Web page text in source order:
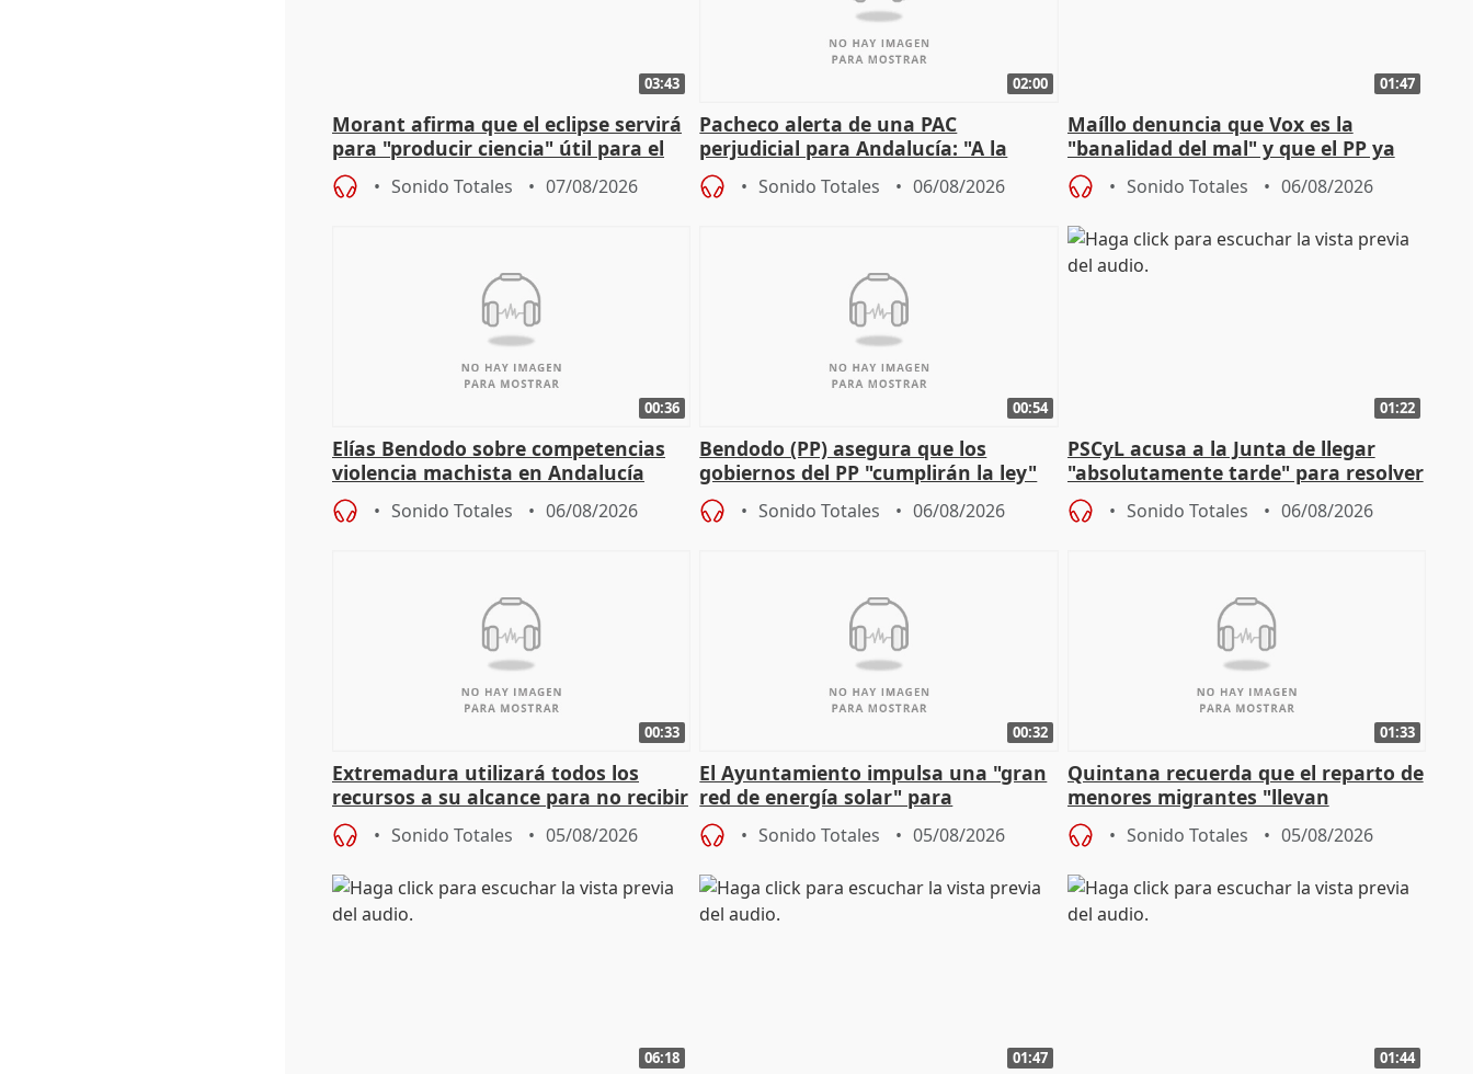
03:43
Morant afirma que el eclipse servirá
para "producir ciencia" útil para el
resto del mundo
Sonido Totales 07/08/2026
02:00
Pacheco alerta de una PAC
perjudicial para Andalucía: "A la
agricultura hay que protegerla"
Sonido Totales 06/08/2026
01:47
Maíllo denuncia que Vox es la
"banalidad del mal" y que el PP ya
asume todas sus tesis
Sonido Totales 06/08/2026
00:36
Elías Bendodo sobre competencias
violencia machista en Andalucía
Sonido Totales 06/08/2026
00:54
Bendodo (PP) asegura que los
gobiernos del PP "cumplirán la ley"
sobre los menores migrantes
Sonido Totales 06/08/2026
01:22
PSCyL acusa a la Junta de llegar
"absolutamente tarde" para resolver
problemas como Newcastle
Sonido Totales 06/08/2026
00:33
Extremadura utilizará todos los
recursos a su alcance para no recibir
más menores migrantes
Sonido Totales 05/08/2026
00:32
El Ayuntamiento impulsa una "gran
red de energía solar" para
autoconsumo
Sonido Totales 05/08/2026
01:33
Quintana recuerda que el reparto de
menores migrantes "llevan
aportación del Gobierno" central
Sonido Totales 05/08/2026
06:18 01:47 01:44